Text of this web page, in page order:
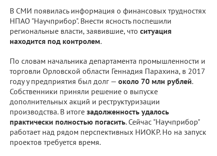
В СМИ появилась информация о финансовых трудностях
НПАО "Научприбор". Внести ясность поспешили
региональные власти, заявившие, что ситуация
находится под контролем.
По словам начальника департамента промышленности и
торговли Орловской области Геннадия Парахина, в 2017
году у предприятия был долг — около 70 млн рублей.
Собственники приняли решение о выпуске
дополнительных акций и реструктуризации
производства. В итоге задолженность удалось
практически полностью погасить. Сейчас "Научприбор"
работает над рядом перспективных НИОКР. Но на запуск
проектов требуется время.